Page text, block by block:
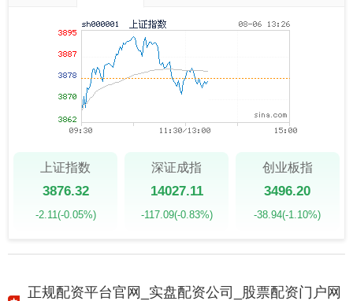
上证指数
3876.32
-2.11(-0.05%)
深证成指
14027.11
-117.09(-0.83%)
创业板指
3496.20
-38.94(-1.10%)
正规配资平台官网_实盘配资公司_股票配资门户网